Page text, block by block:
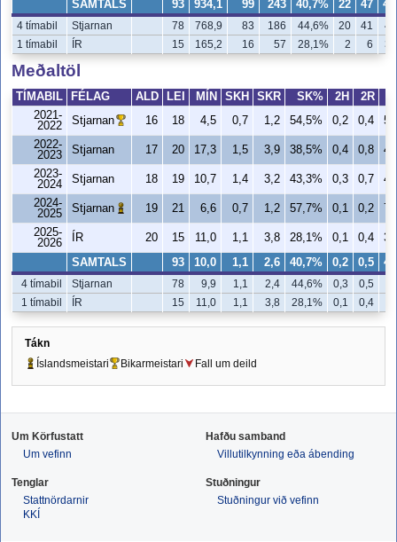
SAMTALS 93 934,1 99 243 40,7% 22 47
4 tímabil Stjarnan 78 768,9 83 186 44,6% 20 41
1 tímabil
ÍR 15 165,2 16 57 28,1% 2 6
Meðaltöl
TÍMABIL FÉLAG ALD LEI MÍN SKH SKR SK% 2H 2R
2021-
2022
Stjarnan 16 18 4,5 0,7 1,2 54,5% 0,2 0,4
2022-
2023
Stjarnan 17 20 17,3 1,5 3,9 38,5% 0,4 0,8
2023-
2024
Stjarnan 18 19 10,7 1,4 3,2 43,3% 0,3 0,7
2024-
2025
Stjarnan 19 21 6,6 0,7 1,2 57,7% 0,1 0,2
2025-
2026
ÍR 20 15 11,0 1,1 3,8 28,1% 0,1 0,4
SAMTALS 93 10,0 1,1 2,6 40,7% 0,2 0,5
4 tímabil Stjarnan 78 9,9 1,1 2,4 44,6% 0,3 0,5
1 tímabil
ÍR 15 11,0 1,1 3,8 28,1% 0,1 0,4
Tákn
Íslandsmeistari
Bikarmeistari Fall um deild
Um Körfustatt
Um vefinn
Hafðu samband
Villutilkynning eða ábending
Tenglar
Stattnördarnir
KKÍ
Stuðningur
Stuðningur við vefinn